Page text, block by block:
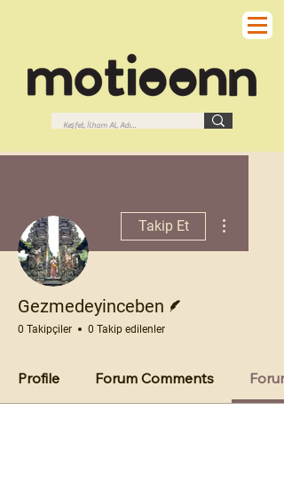
Takip Et
Gezmedeyinceben
0 Takipçiler 0 Takip edilenler
Profile Forum Comments